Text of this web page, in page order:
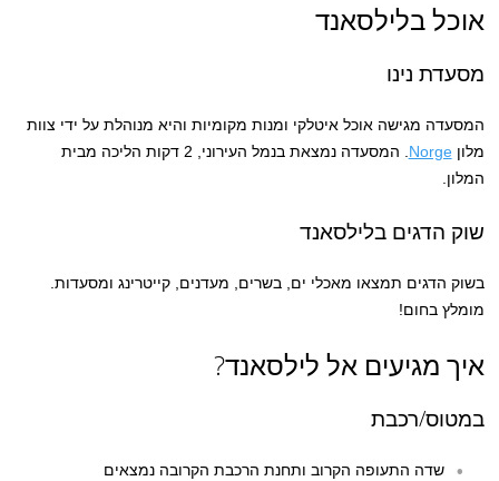
אוכל בלילסאנד
מסעדת נינו
המסעדה מגישה אוכל איטלקי ומנות מקומיות והיא מנוהלת על ידי צוות
מלוןNorge
. המסעדה נמצאת בנמל העירוני, 2 דקות הליכה מבית
המלון.
שוק הדגים בלילסאנד
בשוק הדגים תמצאו מאכלי ים, בשרים, מעדנים, קייטרינג ומסעדות.
מומלץ בחום!
איך מגיעים אל לילסאנד?
במטוס/רכבת
שדה התעופה הקרוב ותחנת הרכבת הקרובה נמצאים